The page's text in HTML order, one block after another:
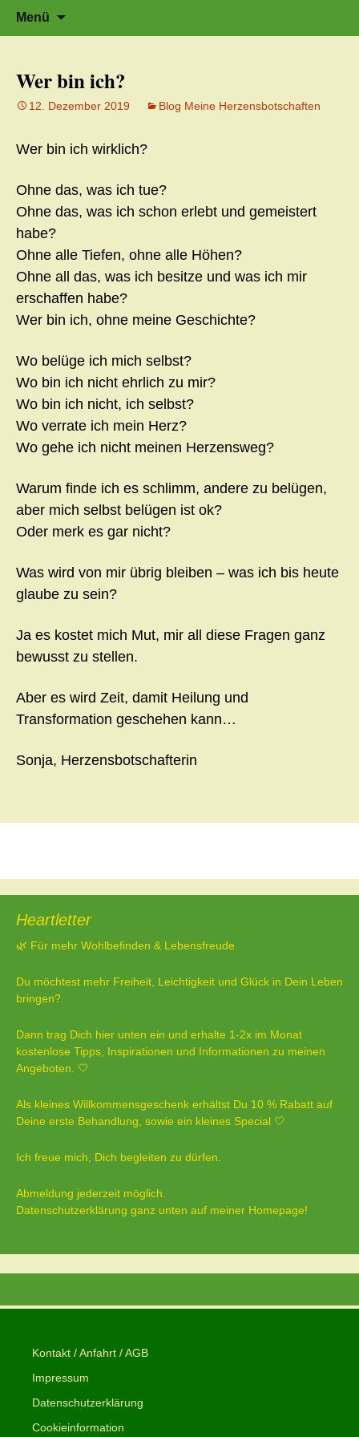
ZumHerzflüstern – Sonja Schwarzmaier –
Herzfluestern.de
Zeit für neue Wege
Menü
nach:
Wer bin ich?
12. Dezember 2019 Blog Meine Herzensbotschaften
Wer bin ich wirklich?
Ohne das, was ich tue?
Ohne das, was ich schon erlebt und gemeistert
habe?
Ohne alle Tiefen, ohne alle Höhen?
Ohne all das, was ich besitze und was ich mir
erschaffen habe?
Wer bin ich, ohne meine Geschichte?
Wo belüge ich mich selbst?
Wo bin ich nicht ehrlich zu mir?
Wo bin ich nicht, ich selbst?
Wo verrate ich mein Herz?
Wo gehe ich nicht meinen Herzensweg?
Warum finde ich es schlimm, andere zu belügen,
aber mich selbst belügen ist ok?
Oder merk es gar nicht?
Was wird von mir übrig bleiben – was ich bis heute
glaube zu sein?
Ja es kostet mich Mut, mir all diese Fragen ganz
bewusst zu stellen.
Aber es wird Zeit, damit Heilung und
Transformation geschehen kann…
Sonja, Herzensbotschafterin
Heartletter
🌿 Für mehr Wohlbefinden & Lebensfreude
Du möchtest mehr Freiheit, Leichtigkeit und Glück in Dein Leben
bringen?
Dann trag Dich hier unten ein und erhalte 1-2x im Monat
kostenlose Tipps, Inspirationen und Informationen zu meinen
Angeboten. 🤍
Als kleines Willkommensgeschenk erhältst Du 10 % Rabatt auf
Deine erste Behandlung, sowie ein kleines Special 🤍
Ich freue mich, Dich begleiten zu dürfen.
Abmeldung jederzeit möglich.
Datenschutzerklärung ganz unten auf meiner Homepage!
Kontakt / Anfahrt / AGB
Impressum
Datenschutzerklärung
Cookieinformation